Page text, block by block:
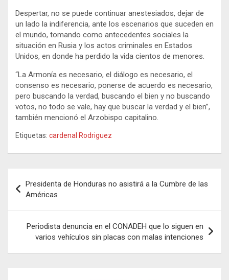
Despertar, no se puede continuar anestesiados, dejar de
un lado la indiferencia, ante los escenarios que suceden en
el mundo, tomando como antecedentes sociales la
situación en Rusia y los actos criminales en Estados
Unidos, en donde ha perdido la vida cientos de menores.
“La Armonía es necesario, el diálogo es necesario, el
consenso es necesario, ponerse de acuerdo es necesario,
pero buscando la verdad, buscando el bien y no buscando
votos, no todo se vale, hay que buscar la verdad y el bien”,
también mencionó el Arzobispo capitalino.
Etiquetas: cardenal Rodriguez
de
entradas
Presidenta de Honduras no asistirá a la Cumbre de las
Américas
Periodista denuncia en el CONADEH que lo siguen en
varios vehículos sin placas con malas intenciones